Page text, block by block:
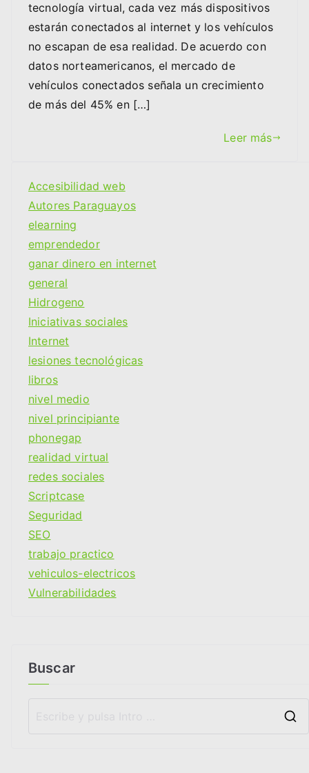
tecnología virtual, cada vez más dispositivos
estarán conectados al internet y los vehículos
no escapan de esa realidad. De acuerdo con
datos norteamericanos, el mercado de
vehículos conectados señala un crecimiento
de más del 45% en […]
Leer más
Accesibilidad web
Autores Paraguayos
elearning
emprendedor
ganar dinero en internet
general
Hidrogeno
Iniciativas sociales
Internet
lesiones tecnológicas
libros
nivel medio
nivel principiante
phonegap
realidad virtual
redes sociales
Scriptcase
Seguridad
SEO
trabajo practico
vehiculos-electricos
Vulnerabilidades
Buscar